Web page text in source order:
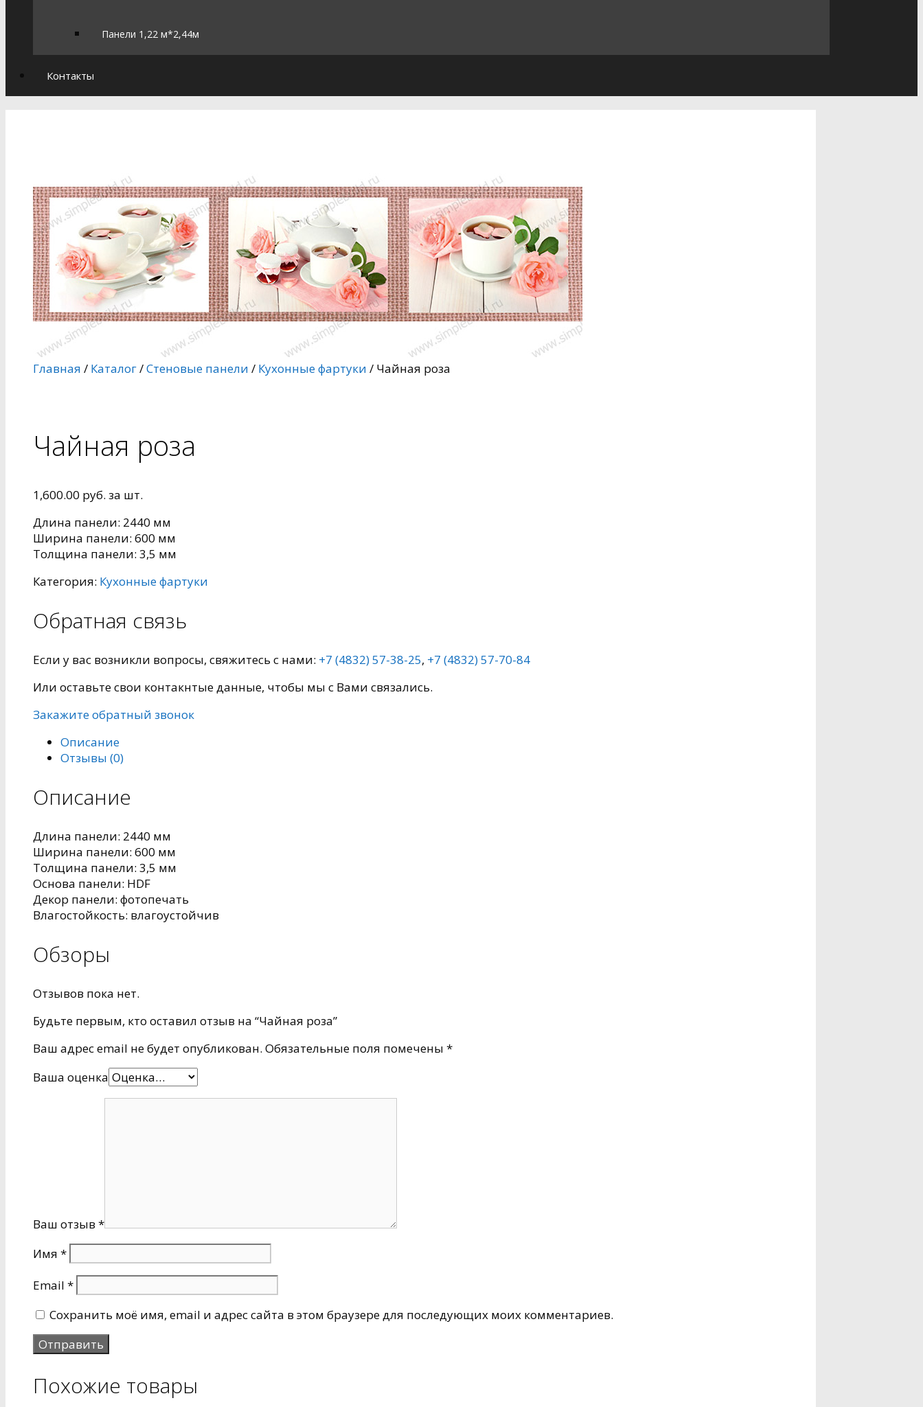
Панели 1,22 м*2,44м
Контакты
Главная / Каталог/Стеновые панели / Кухонные фартуки / Чайная роза
Чайная роза
1,600.00 руб. за шт.
Длина панели: 2440 мм
Ширина панели: 600 мм
Толщина панели: 3,5 мм
Категория: Кухонные фартуки
Обратная связь
Если у вас возникли вопросы, свяжитесь с нами: +7 (4832) 57-38-25, +7 (4832) 57-70-84
Или оставьте свои контакнтые данные, чтобы мы с Вами связались.
Закажите обратный звонок
Описание
Отзывы (0)
Описание
Длина панели: 2440 мм
Ширина панели: 600 мм
Толщина панели: 3,5 мм
Основа панели: HDF
Декор панели: фотопечать
Влагостойкость: влагоустойчив
Обзоры
Отзывов пока нет.
Будьте первым, кто оставил отзыв на “Чайная роза”
Ваш адрес email не будет опубликован. Обязательные поля помечены *
Ваша оценка
Ваш отзыв *
Имя *
Email *
Сохранить моё имя, email и адрес сайта в этом браузере для последующих моих комментариев.
Похожие товары